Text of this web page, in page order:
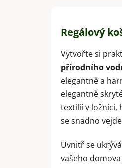
Regálový
Vytvořte si
přírodního
elegantně a
elegantně
textilií v ložnici,
se snadno
Uvnitř se
vašeho domova